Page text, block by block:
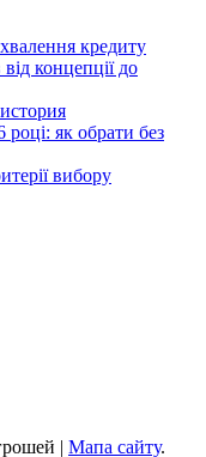
кредиту
концепції до
як обрати без
вибору
| Мапа сайту.